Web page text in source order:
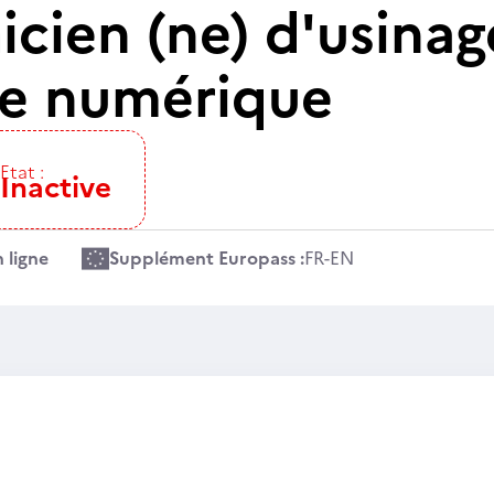
(ne)
numérique
Etat :
Inactive
ligne Supplément Europass :FR-EN